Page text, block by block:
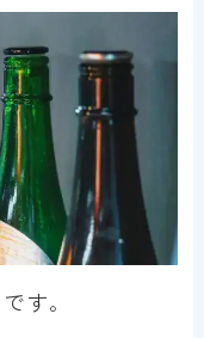
です。